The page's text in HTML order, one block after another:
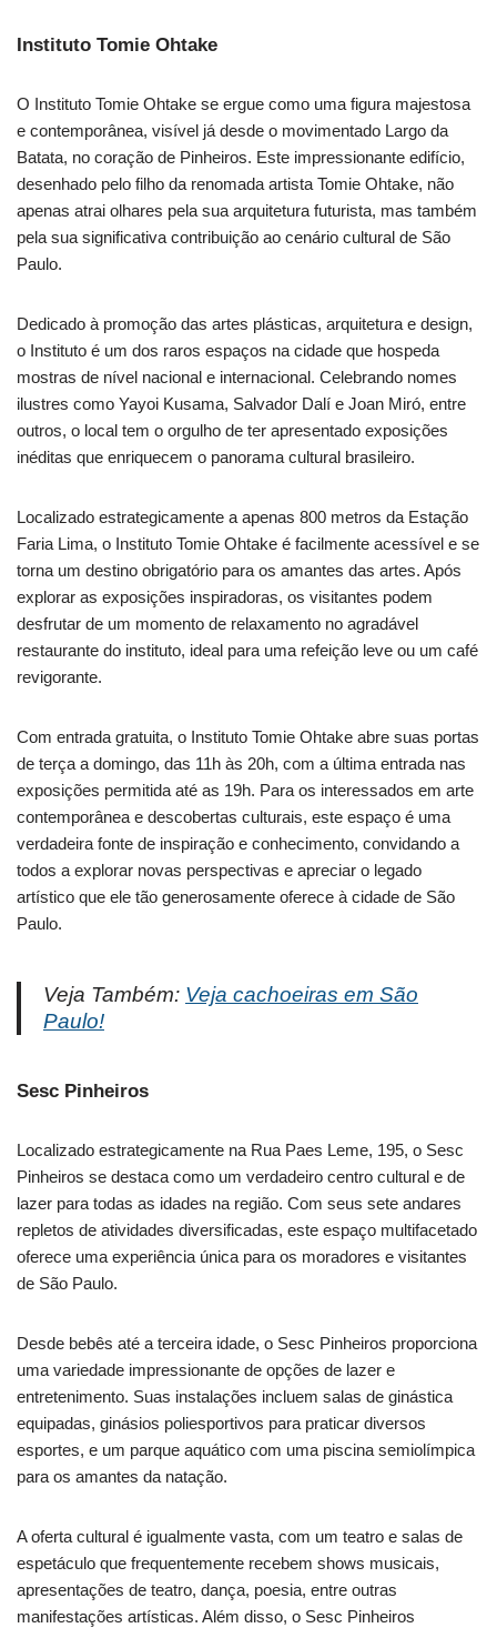
Instituto Tomie Ohtake
O Instituto Tomie Ohtake se ergue como uma figura majestosa
e contemporânea, visível já desde o movimentado Largo da
Batata, no coração de Pinheiros. Este impressionante edifício,
desenhado pelo filho da renomada artista Tomie Ohtake, não
apenas atrai olhares pela sua arquitetura futurista, mas também
pela sua significativa contribuição ao cenário cultural de São
Paulo.
Dedicado à promoção das artes plásticas, arquitetura e design,
o Instituto é um dos raros espaços na cidade que hospeda
mostras de nível nacional e internacional. Celebrando nomes
ilustres como Yayoi Kusama, Salvador Dalí e Joan Miró, entre
outros, o local tem o orgulho de ter apresentado exposições
inéditas que enriquecem o panorama cultural brasileiro.
Localizado estrategicamente a apenas 800 metros da Estação
Faria Lima, o Instituto Tomie Ohtake é facilmente acessível e se
torna um destino obrigatório para os amantes das artes. Após
explorar as exposições inspiradoras, os visitantes podem
desfrutar de um momento de relaxamento no agradável
restaurante do instituto, ideal para uma refeição leve ou um café
revigorante.
Com entrada gratuita, o Instituto Tomie Ohtake abre suas portas
de terça a domingo, das 11h às 20h, com a última entrada nas
exposições permitida até as 19h. Para os interessados em arte
contemporânea e descobertas culturais, este espaço é uma
verdadeira fonte de inspiração e conhecimento, convidando a
todos a explorar novas perspectivas e apreciar o legado
artístico que ele tão generosamente oferece à cidade de São
Paulo.
Veja Também: Veja cachoeiras em São
Paulo!
Sesc Pinheiros
Localizado estrategicamente na Rua Paes Leme, 195, o Sesc
Pinheiros se destaca como um verdadeiro centro cultural e de
lazer para todas as idades na região. Com seus sete andares
repletos de atividades diversificadas, este espaço multifacetado
oferece uma experiência única para os moradores e visitantes
de São Paulo.
Desde bebês até a terceira idade, o Sesc Pinheiros proporciona
uma variedade impressionante de opções de lazer e
entretenimento. Suas instalações incluem salas de ginástica
equipadas, ginásios poliesportivos para praticar diversos
esportes, e um parque aquático com uma piscina semiolímpica
para os amantes da natação.
A oferta cultural é igualmente vasta, com um teatro e salas de
espetáculo que frequentemente recebem shows musicais,
apresentações de teatro, dança, poesia, entre outras
manifestações artísticas. Além disso, o Sesc Pinheiros